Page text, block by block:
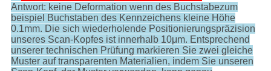
Antwort: keine Deformation wenn des Buchstabezum
beispiel Buchstaben des Kennzeichens kleine Höhe
0.1mm. Die sich wiederholende Positionierungspräzision
unseres Scan-Kopfes ist innerhalb 10μm. Entsprechend
unserer technischen Prüfung markieren Sie zwei gleiche
Muster auf transparenten Materialien, indem Sie unseren